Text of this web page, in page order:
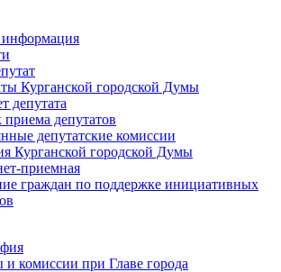
Курганской городской Думы
депутата
приема депутатов
депутатские комиссии
Курганской городской Думы
приемная
граждан по поддержке инициативных
и комиссии при Главе города